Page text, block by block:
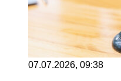
07.07.2026, 09:38